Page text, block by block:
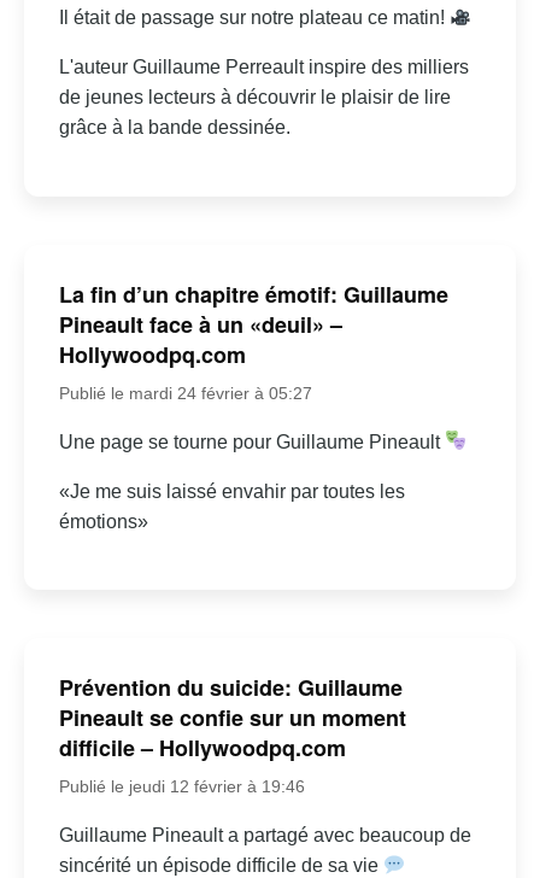
Il était de passage sur notre plateau ce matin!
L'auteur Guillaume Perreault inspire des milliers
de jeunes lecteurs à découvrir le plaisir de lire
grâce à la bande dessinée.
La fin d’un chapitre émotif: Guillaume
Pineault face à un «deuil» –
Hollywoodpq.com
Publié le mardi 24 février à 05:27
Une page se tourne pour Guillaume Pineault
«Je me suis laissé envahir par toutes les
émotions»
Prévention du suicide: Guillaume
Pineault se confie sur un moment
difficile – Hollywoodpq.com
Publié le jeudi 12 février à 19:46
Guillaume Pineault a partagé avec beaucoup de
sincérité un épisode difficile de sa vie